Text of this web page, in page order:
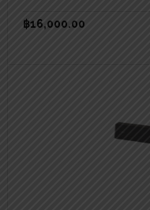
฿16,000.00